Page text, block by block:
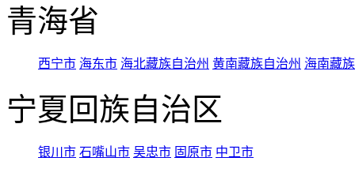
青海省
西宁市 海东市 海北藏族自治州 黄南藏族自治州 海南藏
宁夏回族自治区
银川市 石嘴山市 吴忠市 固原市 中卫市